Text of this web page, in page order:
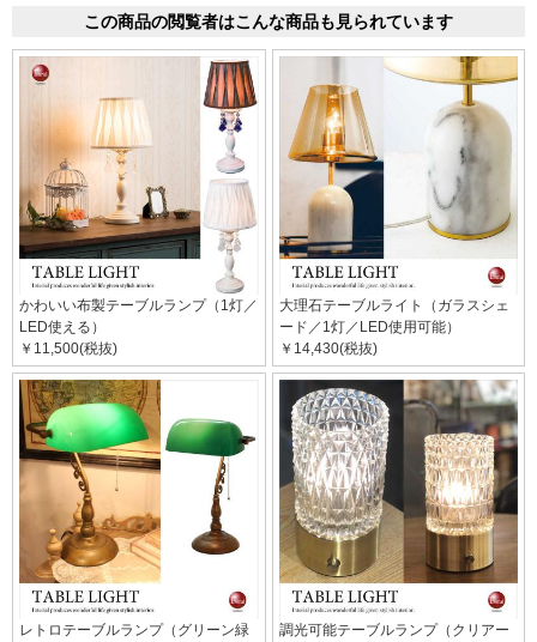
この商品の閲覧者はこんな商品も見られています
かわいい布製テーブルランプ（1灯／
LED使える）
￥11,500(税抜)
大理石テーブルライト（ガラスシェ
ード／1灯／LED使用可能）
￥14,430(税抜)
レトロテーブルランプ（グリーン緑
調光可能テーブルランプ（クリアー